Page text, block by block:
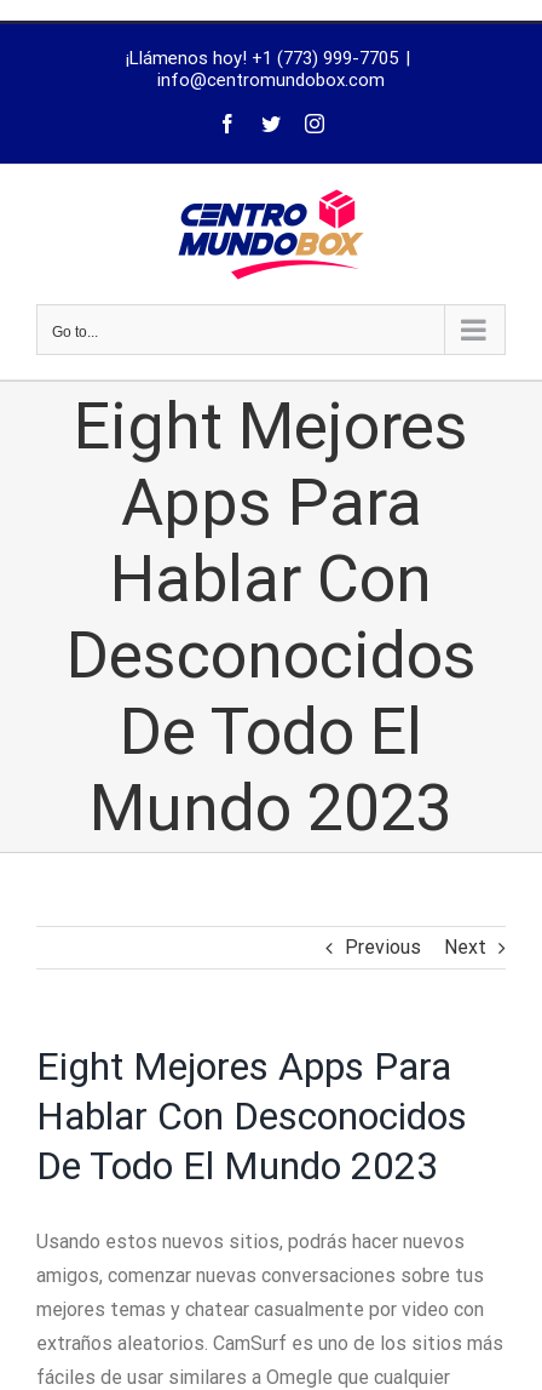
¡Llámenos hoy! +1 (773) 999-7705 |
info@centromundobox.com
Go to...
Eight Mejores
Apps Para
Hablar Con
Desconocidos
De Todo El
Mundo 2023
Previous Next
Eight Mejores Apps Para
Hablar Con Desconocidos
De Todo El Mundo 2023
Usando estos nuevos sitios, podrás hacer nuevos
amigos, comenzar nuevas conversaciones sobre tus
mejores temas y chatear casualmente por video con
extraños aleatorios. CamSurf es uno de los sitios más
fáciles de usar similares a Omegle que cualquier